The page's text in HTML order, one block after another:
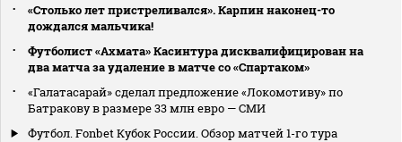
«Столько лет пристреливался». Карпин наконец-то
дождался мальчика!
Футболист «Ахмата» Касинтура дисквалифицирован на
два матча за удаление в матче со «Спартаком»
«Галатасарай» сделал предложение «Локомотиву» по
Батракову в размере 33 млн евро — СМИ
Футбол. Fonbet Кубок России. Обзор матчей 1-го тура